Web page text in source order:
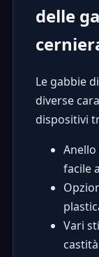
delle
Le gabbie
diverse
dispositivi
facile
Vari